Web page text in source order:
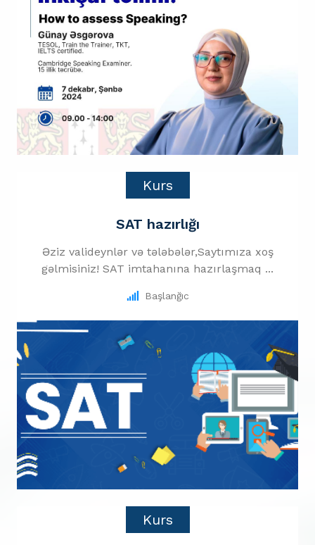
Kurs
SAT hazırlığı
Əziz valideynlər və tələbələr,Saytımıza xoş
gəlmisiniz! SAT imtahanına hazırlaşmaq ...
Başlanğıc
Kurs